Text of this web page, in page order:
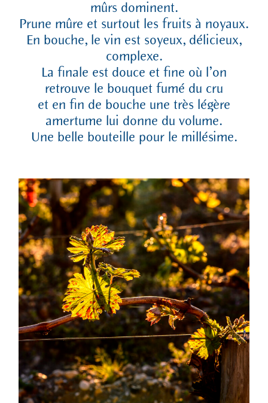
mûrs dominent.
Prune mûre et surtout les fruits à noyaux.
En bouche, le vin est soyeux, délicieux,
complexe.
La finale est douce et fine où l’on
retrouve le bouquet fumé du cru
et en fin de bouche une très légère
amertume lui donne du volume.
Une belle bouteille pour le millésime.